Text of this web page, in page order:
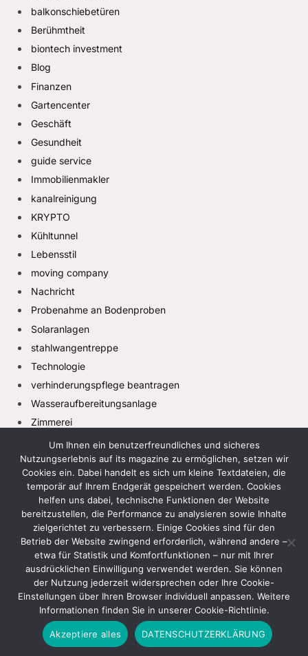
balkonschiebetüren
Berühmtheit
biontech investment
Blog
Finanzen
Gartencenter
Geschäft
Gesundheit
guide service
Immobilienmakler
kanalreinigung
KRYPTO
Kühltunnel
Lebensstil
moving company
Nachricht
Probenahme an Bodenproben
Solaranlagen
stahlwangentreppe
Technologie
verhinderungspflege beantragen
Wasseraufbereitungsanlage
Zimmerei
Facebook
X
(Twitter)
InstagramPinterestTikTok
HEIM
DATENSCHUTZRICHTLINIE
GESCHÄFTSBEDINGUNGEN
HAFTUNGSAUSSCHLUSS
KONTAKTIEREN SIE UNS
ÜBER UNS
© 2026 Its Maagazine. Design vonIts Magazine.
Um Ihnen ein benutzerfreundliches und sicheres
Nutzungserlebnis auf its magazine zu ermöglichen, setzen wir
Cookies ein. Dabei handelt es sich um kleine Textdateien, die
temporär auf Ihrem Endgerät gespeichert werden. Cookies
helfen uns dabei, technische Funktionen der Website
bereitzustellen, die Performance zu analysieren sowie Inhalte
zielgerichtet zu verbessern. Einige Cookies sind für den
Betrieb der Website zwingend erforderlich, während andere –
etwa für Statistik und Komfortfunktionen – nur mit Ihrer
ausdrücklichen Einwilligung verwendet werden. Sie können
der Nutzung jederzeit widersprechen oder Ihre Cookie-
Einstellungen über Ihren Browser individuell anpassen. Weitere
Informationen finden Sie in unserer Cookie-Richtlinie.
Akzeptiere alles DATENSCHUTZERKLÄRUNG